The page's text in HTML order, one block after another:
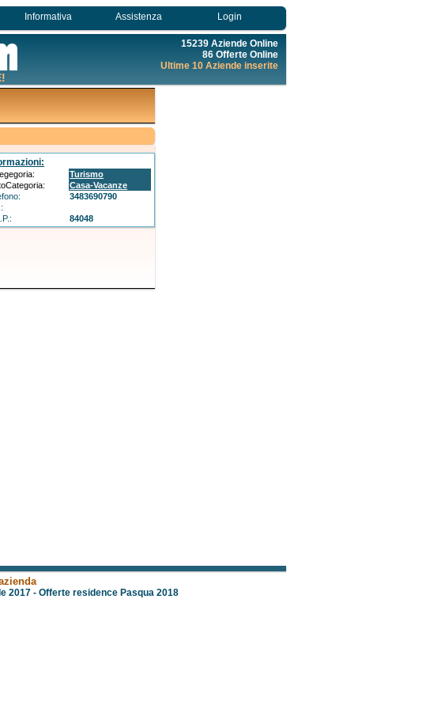
Informativa Assistenza Login
15239 Aziende Online
86 Offerte Online
Ultime 10 Aziende inserite
Turismo
Casa-Vacanze
3483690790
84048
2017 - Offerte residence Pasqua 2018